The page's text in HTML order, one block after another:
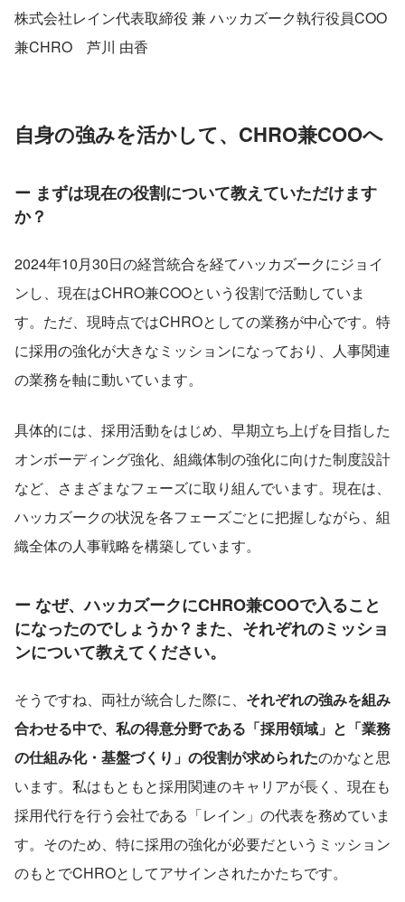
株式会社レイン代表取締役 兼 ハッカズーク執行役員COO
兼CHRO　芦川 由香
自身の強みを活かして、CHRO兼COOへ
ー まずは現在の役割について教えていただけます
か？
2024年10月30日の経営統合を経てハッカズークにジョイ
ンし、現在はCHRO兼COOという役割で活動していま
す。ただ、現時点ではCHROとしての業務が中心です。特
に採用の強化が大きなミッションになっており、人事関連
の業務を軸に動いています。
具体的には、採用活動をはじめ、早期立ち上げを目指した
オンボーディング強化、組織体制の強化に向けた制度設計
など、さまざまなフェーズに取り組んでいます。現在は、
ハッカズークの状況を各フェーズごとに把握しながら、組
織全体の人事戦略を構築しています。
ー なぜ、ハッカズークにCHRO兼COOで入ること
になったのでしょうか？また、それぞれのミッショ
ンについて教えてください。
そうですね、両社が統合した際に、 それぞれの強みを組み
合わせる中で、私の得意分野である「採用領域」と「業務
の仕組み化・基盤づくり」の役割が求められたのかなと思
います。私はもともと採用関連のキャリアが長く、現在も
採用代行を行う会社である「レイン」の代表を務めていま
す。そのため、特に採用の強化が必要だというミッション
のもとでCHROとしてアサインされたかたちです。